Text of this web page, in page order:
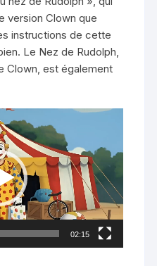
version Clown que
instructions de cette
Le Nez de Rudolph,
Clown, est également
02:15